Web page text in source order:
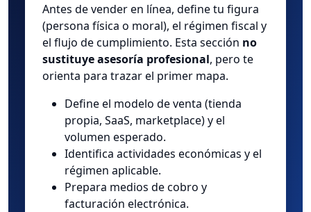
Antes de vender en línea, define tu figura
(persona física o moral), el régimen fiscal y
el flujo de cumplimiento. Esta sección no
sustituye asesoría profesional, pero te
orienta para trazar el primer mapa.
Define el modelo de venta (tienda
propia, SaaS, marketplace) y el
volumen esperado.
Identifica actividades económicas y el
régimen aplicable.
Prepara medios de cobro y
facturación electrónica.